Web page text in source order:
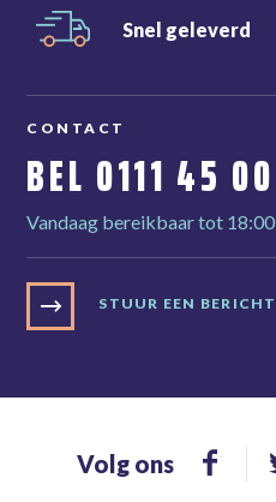
Snel geleverd
CONTACT
BEL 0111 45
Vandaag bereikbaar tot
STUUR EEN BERICHT
Volg ons